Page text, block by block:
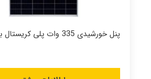
پنل خورشیدی 335 وات پلی کریستال برند اکونس